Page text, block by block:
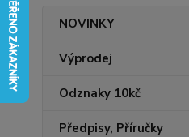
NOVINKY
Výprodej
Odznaky 10kč
Předpisy, Příručky